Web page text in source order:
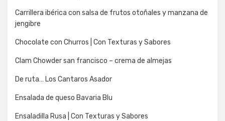
Carrillera ibérica con salsa de frutos otoñales y manzana de
jengibre
Chocolate con Churros | Con Texturas y Sabores
Clam Chowder san francisco – crema de almejas
De ruta… Los Cantaros Asador
Ensalada de queso Bavaria Blu
Ensaladilla Rusa | Con Texturas y Sabores